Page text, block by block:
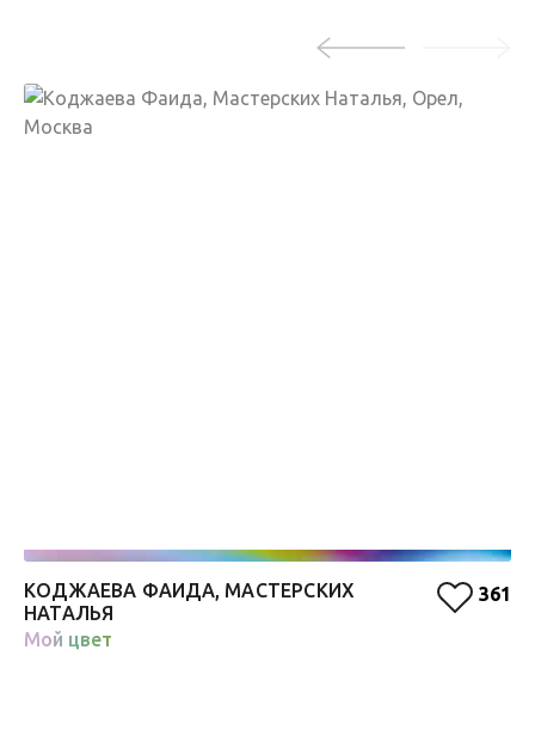
КОДЖАЕВА ФАИДА, МАСТЕРСКИХ
НАТАЛЬЯ
361
Мой цвет